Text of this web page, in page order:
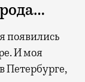
появились
И моя
Петербурге,